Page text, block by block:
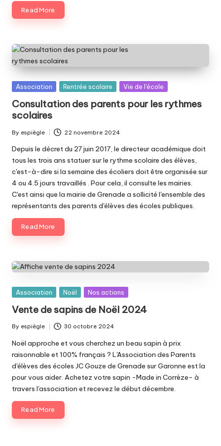
Read More
Posted
Association Rentrée scolaire Vie de l'école
Consultation des parents pour les rythmes
scolaires
Posted
by
By espiègle 22 novembre 2024
Depuis le décret du 27 juin 2017, le directeur académique doit
tous les trois ans statuer sur le rythme scolaire des élèves,
c'est-à-dire si la semaine des écoliers doit être organisée sur
4 ou 4.5 jours travaillés . Pour cela, il consulte les mairies.
C'est ainsi que la mairie de Grenade a sollicité l'ensemble des
représentants des parents d'élèves des écoles publiques.
Read More
Posted
Association Noël Nos actions
Vente de sapins de Noël 2024
Posted
by
By espiègle 30 octobre 2024
Noël approche et vous cherchez un beau sapin à prix
raisonnable et 100% français ? L'Association des Parents
d'élèves des écoles JC Gouze de Grenade sur Garonne est la
pour vous aider. Achetez votre sapin -Made in Corrèze- à
travers l'association et recevez le début décembre.
Read More